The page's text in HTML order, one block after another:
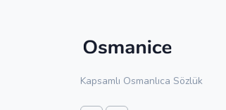
Kapsamlı Osmanlıca Sözlük